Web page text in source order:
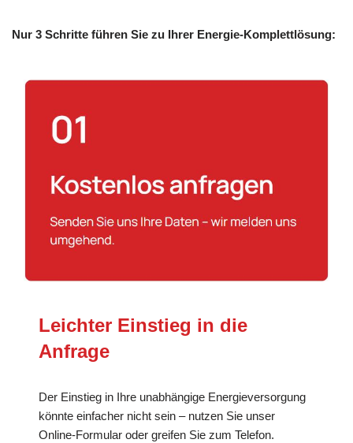
Nur 3 Schritte führen Sie zu Ihrer Energie-Komplettlösung:
Leichter Einstieg in die
Anfrage
Der Einstieg in Ihre unabhängige Energieversorgung
könnte einfacher nicht sein – nutzen Sie unser
Online-Formular oder greifen Sie zum Telefon.